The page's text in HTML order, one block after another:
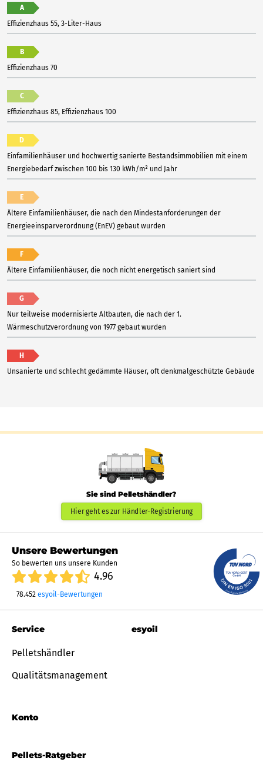
A
Effizienzhaus 55, 3-Liter-Haus
B
Effizienzhaus 70
C
Effizienzhaus 85, Effizienzhaus 100
D
Einfamilienhäuser und hochwertig sanierte Bestandsimmobilien mit einem
Energiebedarf zwischen 100 bis 130 kWh/m² und Jahr
E
Ältere Einfamilienhäuser, die nach den Mindestanforderungen der
Energieeinsparverordnung (EnEV) gebaut wurden
F
Ältere Einfamilienhäuser, die noch nicht energetisch saniert sind
G
Nur teilweise modernisierte Altbauten, die nach der 1.
Wärmeschutzverordnung von 1977 gebaut wurden
H
Unsanierte und schlecht gedämmte Häuser, oft denkmalgeschützte Gebäude
Sie sind Pelletshändler?
Hier geht es zur Händler-Registrierung
Unsere Bewertungen
So bewerten uns unsere Kunden
4.96
78.452 esyoil-Bewertungen
Pellets-Ratgeber
Service
Pelletshändler
Qualitätsmanagement
Konto
esyoil